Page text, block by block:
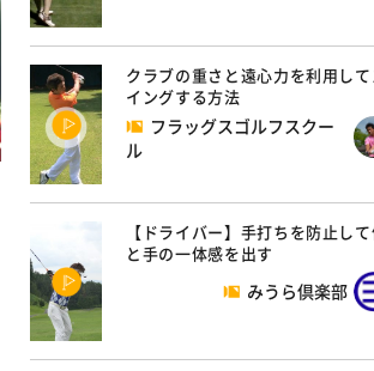
クラブの重さと遠心力を利用して
イングする方法
フラッグスゴルフスクー
ル
【ドライバー】手打ちを防止し
と手の一体感を出す
みうら倶楽部